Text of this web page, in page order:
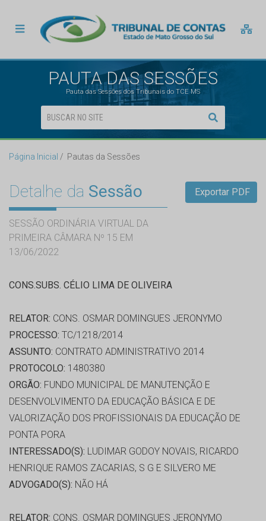
PAUTA DAS SESSÕES
Pauta das Sessões dos Tribunais do TCE MS
Página Inicial Pautas da Sessões
Detalhe da Sessão
SESSÃO ORDINÁRIA VIRTUAL DA
PRIMEIRA CÂMARA Nº 15 EM
13/06/2022
Exportar PDF
CONS.SUBS. CÉLIO LIMA DE OLIVEIRA
RELATOR: CONS. OSMAR DOMINGUES JERONYMO
PROCESSO: TC/1218/2014
ASSUNTO: CONTRATO ADMINISTRATIVO 2014
PROTOCOLO: 1480380
ORGÃO: FUNDO MUNICIPAL DE MANUTENÇÃO E
DESENVOLVIMENTO DA EDUCAÇÃO BÁSICA E DE
VALORIZAÇÃO DOS PROFISSIONAIS DA EDUCAÇÃO DE
PONTA PORA
INTERESSADO(S): LUDIMAR GODOY NOVAIS, RICARDO
HENRIQUE RAMOS ZACARIAS, S G E SILVERO ME
ADVOGADO(S): NÃO HÁ
RELATOR: CONS. OSMAR DOMINGUES JERONYMO